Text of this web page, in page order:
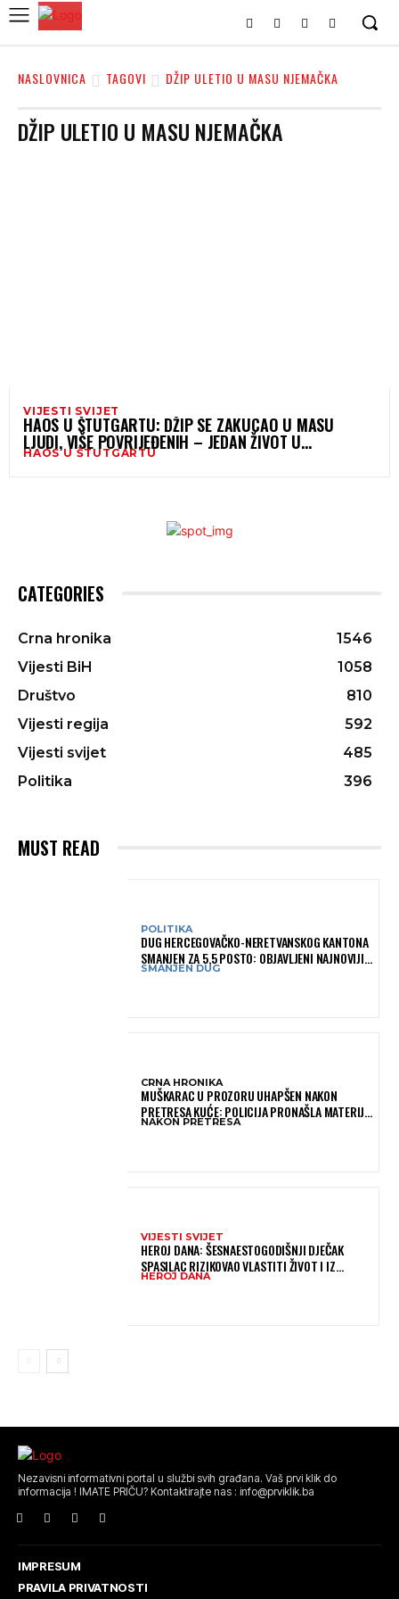
NASLOVNICA TAGOVI DŽIP ULETIO U MASU NJEMAČKA
DŽIP ULETIO U MASU NJEMAČKA
VIJESTI SVIJET
HAOS U ŠTUTGARTU: DŽIP SE ZAKUCAO U MASU
LJUDI, VIŠE POVRIJEĐENIH – JEDAN ŽIVOT U
OPASNOSTI
HAOS U ŠTUTGARTU
CATEGORIES
Crna hronika
1546
Vijesti BiH
1058
Društvo
810
Vijesti regija
592
Vijesti svijet
485
Politika
396
MUST READ
POLITIKA
DUG HERCEGOVAČKO-NERETVANSKOG KANTONA
SMANJEN ZA 5,5 POSTO: OBJAVLJENI NAJNOVIJI
PODACI MINISTARSTVA FINANSIJA
SMANJEN DUG
CRNA HRONIKA
MUŠKARAC U PROZORU UHAPŠEN NAKON
PRETRESA KUĆE: POLICIJA PRONAŠLA MATERIJU
KOJA ASOCIRA NA HEROIN I PRIBOR ZA
NAKON PRETRESA
VIJESTI SVIJET
HEROJ DANA: ŠESNAESTOGODIŠNJI DJEČAK
SPASILAC RIZIKOVAO VLASTITI ŽIVOT I IZ
OGROMNIH VALOVA SPASIO 10-GODIŠNJEG
HEROJ DANA
Nezavisni informativni portal u službi svih građana. Vaš prvi klik do
informacija ! IMATE PRIČU? Kontaktirajte nas : info@prviklik.ba
IMPRESUM
PRAVILA PRIVATNOSTI